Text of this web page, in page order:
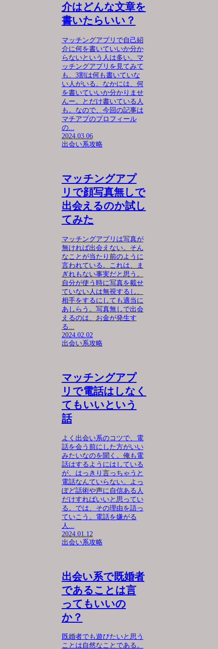
介はどんな文章を
書いたらいい？
マッチングアプリで自己紹
介に何を書いていいか分か
らないという人は多い。マ
ッチングアプリを見てみて
も、3割は何も書いていな
い人がいる。なかには、何
を書いていいか分かりませ
んー。とだけ書いている人
も。なので、今回の記事は
マチアプのプロフィール
の...
2024.03.06
出会い系攻略
マッチングアプ
リで顔写真無しで
出会えるのか試し
てみた
マッチングアプリは写真が
無ければ出会えない。そん
なことが当たり前のように
言われている。これは、ま
ぎれもない事実だと思う。
自分が使う時に写真を載せ
ていない人は無視するし、
相手をするにしても適当に
あしらう。写真無しで出会
えるのは、お金が発生す
る...
2024.02.02
出会い系攻略
マッチングアプ
リで電話はしなく
てもいいという
話
よく出会い系のコツで、電
話を会う前にした方がいい
みたいなのを聞く。俺も電
話はするようにはしている
が、はっきり言っちゃうと
電話なんていらない。よっ
ぽど話術や声に自信ある人
だけすればいいと思ってい
る。では、その理由を語っ
ていこう。電話を嫌がる
人...
2024.01.12
出会い系攻略
出会い系で既婚者
であることは言
ってもいいの
か？
既婚者でも遊びたいと思う
ことは自然なことである。